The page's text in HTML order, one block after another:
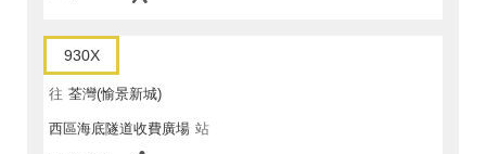
930X
往 荃灣(愉景新城)
西區海底隧道收費廣場 站